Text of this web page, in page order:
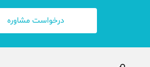
درخواست مشاوره